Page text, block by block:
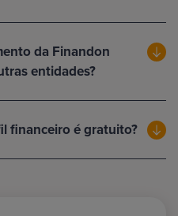
da Finandon
entidades?
financeiro é gratuito?